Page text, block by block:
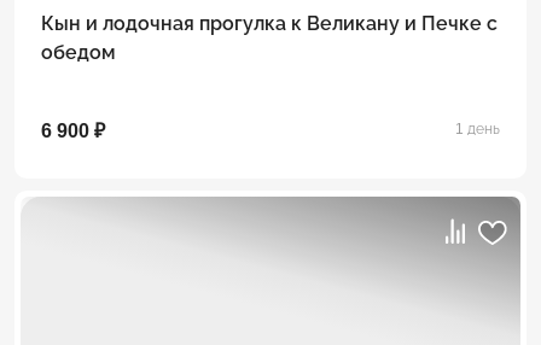
Кын и лодочная прогулка к Великану и Печке с
обедом
6 900 ₽ 1 день